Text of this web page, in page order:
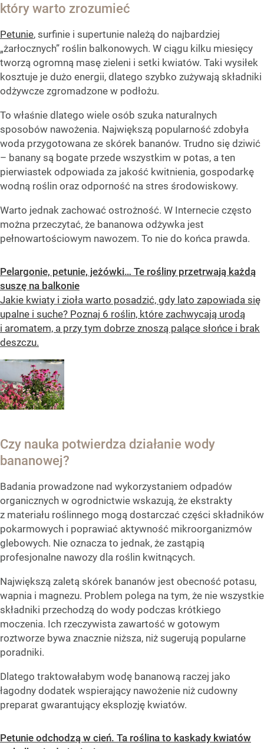
który warto zrozumieć
Petunie, surfinie i supertunie należą do najbardziej
„żarłocznych” roślin balkonowych. W ciągu kilku miesięcy
tworzą ogromną masę zieleni i setki kwiatów. Taki wysiłek
kosztuje je dużo energii, dlatego szybko zużywają składniki
odżywcze zgromadzone w podłożu.
To właśnie dlatego wiele osób szuka naturalnych
sposobów nawożenia. Największą popularność zdobyła
woda przygotowana ze skórek bananów. Trudno się dziwić
– banany są bogate przede wszystkim w potas, a ten
pierwiastek odpowiada za jakość kwitnienia, gospodarkę
wodną roślin oraz odporność na stres środowiskowy.
Warto jednak zachować ostrożność. W Internecie często
można przeczytać, że bananowa odżywka jest
pełnowartościowym nawozem. To nie do końca prawda.
Pelargonie, petunie, jeżówki… Te rośliny przetrwają każdą
suszę na balkonie
Jakie kwiaty i zioła warto posadzić, gdy lato zapowiada się
upalne i suche? Poznaj 6 roślin, które zachwycają urodą
i aromatem, a przy tym dobrze znoszą palące słońce i brak
deszczu.
Czy nauka potwierdza działanie wody
bananowej?
Badania prowadzone nad wykorzystaniem odpadów
organicznych w ogrodnictwie wskazują, że ekstrakty
z materiału roślinnego mogą dostarczać części składników
pokarmowych i poprawiać aktywność mikroorganizmów
glebowych. Nie oznacza to jednak, że zastąpią
profesjonalne nawozy dla roślin kwitnących.
Największą zaletą skórek bananów jest obecność potasu,
wapnia i magnezu. Problem polega na tym, że nie wszystkie
składniki przechodzą do wody podczas krótkiego
moczenia. Ich rzeczywista zawartość w gotowym
roztworze bywa znacznie niższa, niż sugerują popularne
poradniki.
Dlatego traktowałabym wodę bananową raczej jako
łagodny dodatek wspierający nawożenie niż cudowny
preparat gwarantujący eksplozję kwiatów.
Petunie odchodzą w cień. Ta roślina to kaskady kwiatów